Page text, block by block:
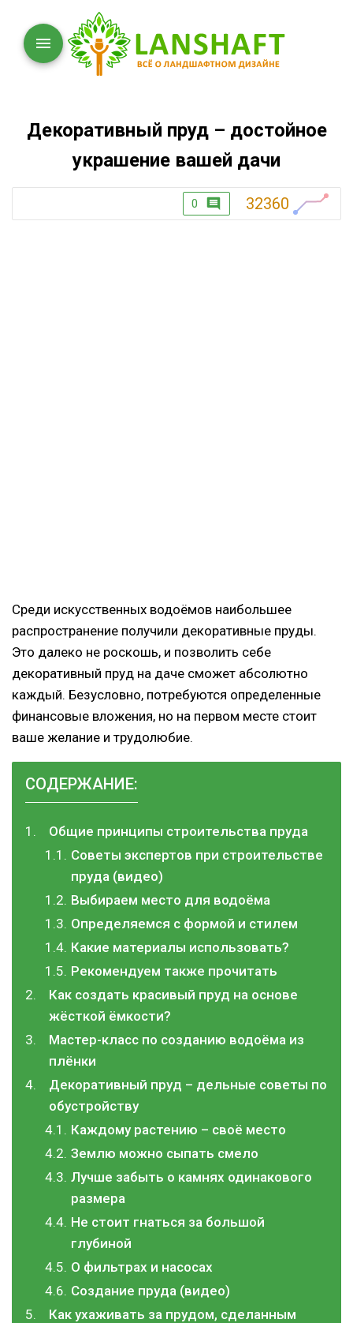
Декоративный пруд – достойное
украшение вашей дачи
0 32360
Среди искусственных водоёмов наибольшее
распространение получили декоративные пруды.
Это далеко не роскошь, и позволить себе
декоративный пруд на даче сможет абсолютно
каждый. Безусловно, потребуются определенные
финансовые вложения, но на первом месте стоит
ваше желание и трудолюбие.
СОДЕРЖАНИЕ:
Общие принципы строительства пруда
Советы экспертов при строительстве
пруда (видео)
Выбираем место для водоёма
Определяемся с формой и стилем
Какие материалы использовать?
Рекомендуем также прочитать
Как создать красивый пруд на основе
жёсткой ёмкости?
Мастер-класс по созданию водоёма из
плёнки
Декоративный пруд – дельные советы по
обустройству
Каждому растению – своё место
Землю можно сыпать смело
Лучше забыть о камнях одинакового
размера
Не стоит гнаться за большой
глубиной
О фильтрах и насосах
Создание пруда (видео)
Как ухаживать за прудом, сделанным